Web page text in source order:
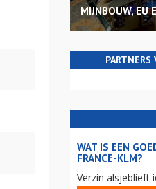
MIJNBOUW, EU
WAT IS EEN
FRANCE-KLM?
Verzin alsjeblieft